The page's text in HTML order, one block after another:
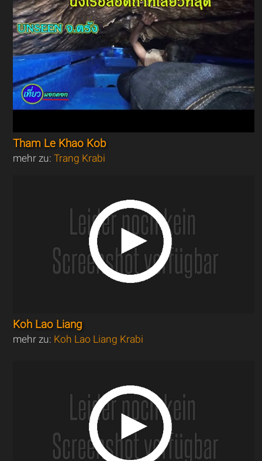
Tham Le Khao Kob
mehr zu:Trang Krabi
Koh Lao Liang
mehr zu: Koh Lao Liang Krabi